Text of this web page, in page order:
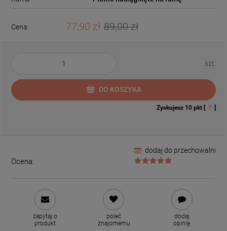
Cena: 77,90 zł 89,00 zł
szt.
DO KOSZYKA
Zyskujesz 10 pkt [ ? ]
dodaj do przechowalni
Ocena:
zapytaj o
produkt
poleć
znajomemu
dodaj
opinię